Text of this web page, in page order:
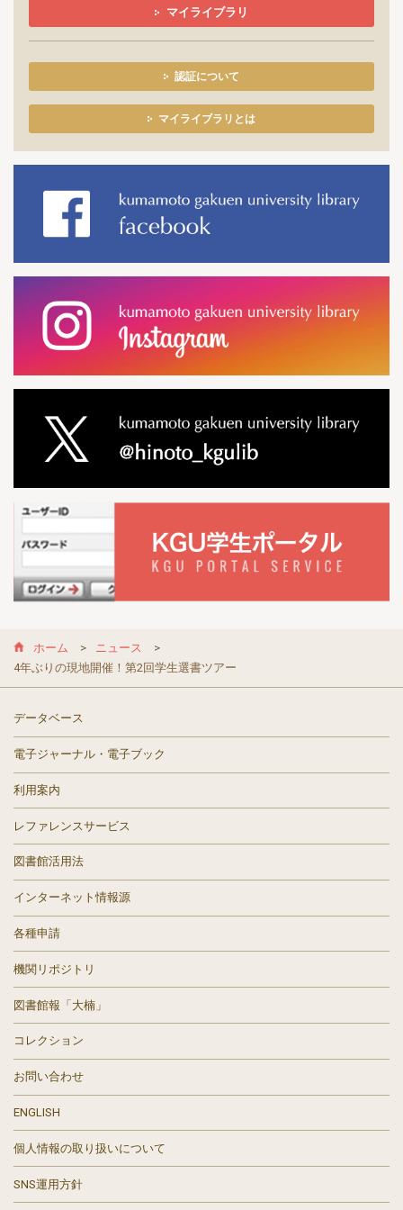
マイライブラリ
認証について
マイライブラリとは
ホーム
ニュース
4年ぶりの現地開催！第2回学生選書ツアー
データベース
電子ジャーナル・電子ブック
利用案内
レファレンスサービス
図書館活用法
インターネット情報源
各種申請
機関リポジトリ
図書館報「大楠」
コレクション
お問い合わせ
ENGLISH
個人情報の取り扱いについて
SNS運用方針